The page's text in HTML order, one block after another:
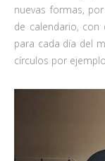
nuevas formas,
de calendario,
para cada día del
círculos por